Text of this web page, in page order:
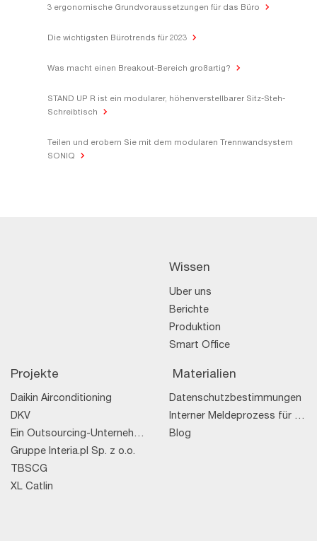
3 ergonomische Grundvoraussetzungen für das Büro
Die wichtigsten Bürotrends für 2023
Was macht einen Breakout-Bereich großartig?
STAND UP R ist ein modularer, höhenverstellbarer Sitz-Steh-
Schreibtisch
Teilen und erobern Sie mit dem modularen Trennwandsystem
SONIQ
Wissen
Über uns
Berichte
Produktion
Smart Office
Projekte
Daikin Airconditioning
DKV
Ein Outsourcing-Unternehmen
Gruppe Interia.pl Sp. z o.o.
TBSCG
XL Catlin
Materialien
Datenschutzbestimmungen
Interner Meldeprozess für Rechtsverstöße
Blog